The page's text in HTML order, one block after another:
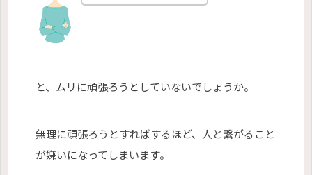
と、ムリに頑張ろうとしていないでしょうか。
無理に頑張ろうとすればするほど、人と繋がること
が嫌いになってしまいます。